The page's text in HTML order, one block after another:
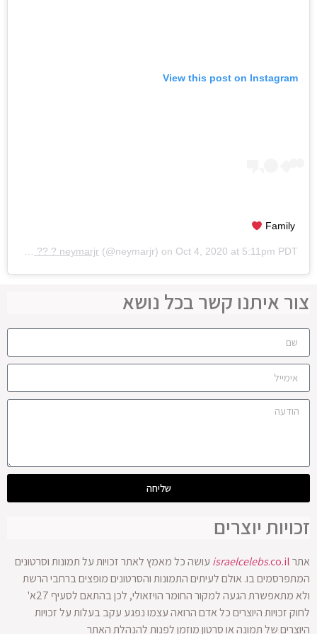
View this post on Instagram
Family
ene10ta Érre ?? ? neymarjr (@neymarjr) on Oct 4, 2020 at 5:11pm PDT
צור איתנו קשר בכל נושא
שליחה
זכויות יוצרים
אתר israelcelebs.co.il
עושה כל מאמץ לאתר זכויות על תמונות וסרטונים
המתפרסמים בו. אולם לעיתים התמונות והסרטונים מופצים ברחבי הרשת
ולא מתאפשרת הגעה למקור החומר הויזאולי, לכן בהתאם לסעיף 27א'
לחוק זכויות היוצרים כל אדם הרואה עצמו נפגע עקב בעלות על זכויות
היוצרים של תמונה או סרטון מוזמן לפנות להנהלת האתר